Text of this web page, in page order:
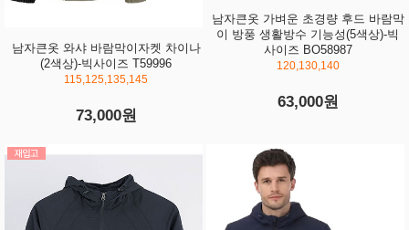
남자큰옷 와샤 바람막이자켓 차이나
(2색상)-빅사이즈 T59996
115,125,135,145
73,000원
남자큰옷 가벼운 초경량 후드 바람막
이 방풍 생활방수 기능성(5색상)-빅
사이즈 BO58987
120,130,140
63,000원